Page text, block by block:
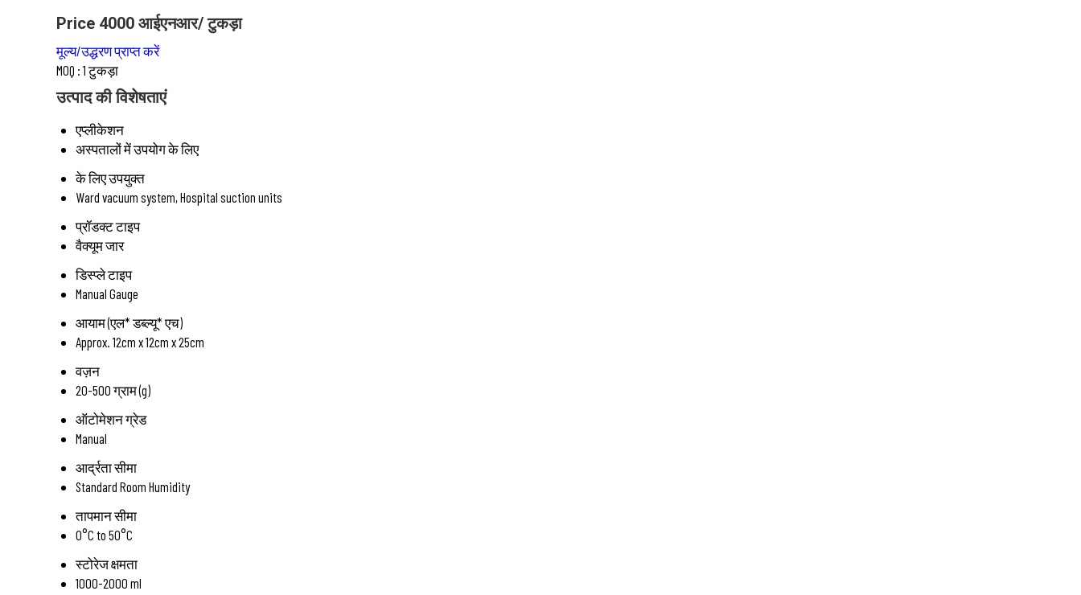
Price 4000 आईएनआर/ टुकड़ा
मूल्य/उद्धरण प्राप्त करें
MOQ :1 टुकड़ा
उत्पाद की विशेषताएं
एप्लीकेशन
अस्पतालों में उपयोग के लिए
के लिए उपयुक्त
Ward vacuum system, Hospital suction units
प्रॉडक्ट टाइप
वैक्यूम जार
डिस्प्ले टाइप
Manual Gauge
आयाम (एल* डब्ल्यू* एच)
Approx. 12cm x 12cm x 25cm
वज़न
20-500 ग्राम (g)
ऑटोमेशन ग्रेड
Manual
आर्द्रता सीमा
Standard Room Humidity
तापमान सीमा
0°C to 50°C
स्टोरेज क्षमता
1000-2000 ml